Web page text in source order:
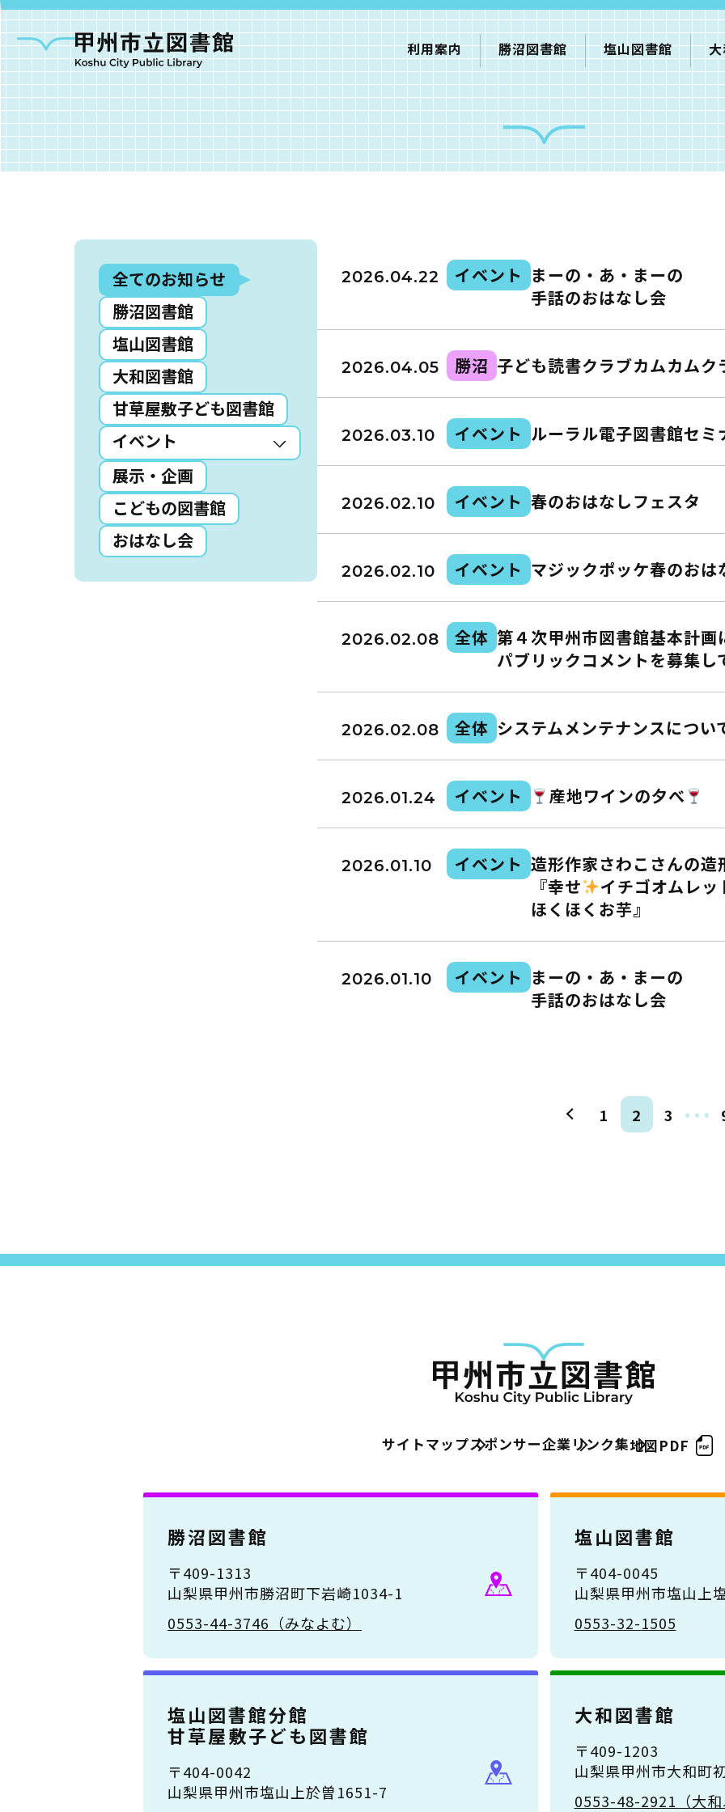
利用案内 勝沼図書館 塩山図書館
全てのお知らせ
勝沼図書館
塩山図書館
大和図書館
甘草屋敷子ども図書館
イベント
展示・企画
こどもの図書館
おはなし会
2026.04.22 イベント まーの・あ・まーの
手話のおはなし会
2026.04.05 勝沼 子ども読書クラブカムカム
2026.03.10 イベント ルーラル電子図書館セミ
2026.02.10 イベント 春のおはなしフェスタ
2026.02.10 イベント マジックポッケ春のおは
2026.02.08 全体 第４次甲州市図書館基本計画
パブリックコメントを募集し
2026.02.08 全体 システムメンテナンスについ
2026.01.24 イベント 産地ワインの夕べ
2026.01.10 イベント 造形作家さわこさんの造
『幸せ
イチゴオムレッ
ほくほくお芋』
2026.01.10 イベント まーの・あ・まーの
手話のおはなし会
1 2 3 …
サイトマップスポンサー企業リンク集地図PDF
勝沼図書館
〒409-1313
山梨県甲州市勝沼町下岩崎1034-1
0553-44-3746（みなよむ）
塩山図書館
〒404-0045
山梨県甲州市塩山上
0553-32-1505
塩山図書館分館
甘草屋敷子ども図書館
〒404-0042
山梨県甲州市塩山上於曽1651-7
大和図書館
〒409-1203
山梨県甲州市大和町
0553-48-2921（大
甲州市図書館について
読書アニマシオン
イベント
図書館地図PDF
よくあるご質問
マンガ「雨宮敬二郎」
利用案内
蔵書検索・マイページ
としょかん
図書館のおしごと